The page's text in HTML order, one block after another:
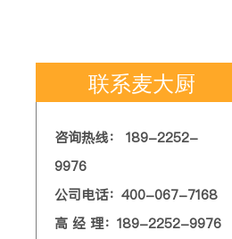
联系麦大厨
咨询热线： 189-2252-
9976
公司电话：400-067-7168
高 经 理：189-2252-9976